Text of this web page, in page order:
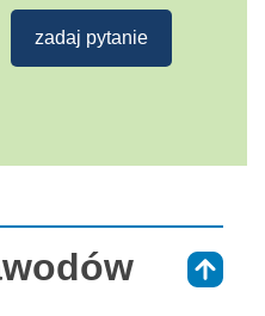
zadaj pytanie